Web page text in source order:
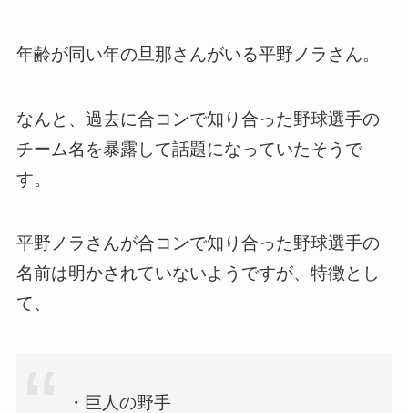
年齢が同い年の旦那さんがいる平野ノラさん。
なんと、過去に合コンで知り合った野球選手の
チーム名を暴露して話題になっていたそうで
す。
平野ノラさんが合コンで知り合った野球選手の
名前は明かされていないようですが、特徴とし
て、
・巨人の野手